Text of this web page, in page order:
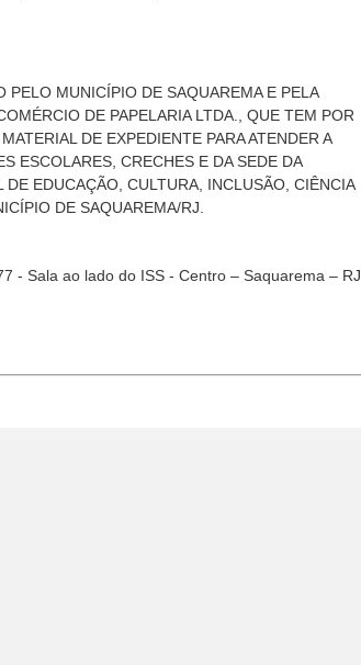
PELO MUNICÍPIO DE SAQUAREMA E PELA
DE PAPELARIA LTDA., QUE TEM POR
DE EXPEDIENTE PARA ATENDER A
ESCOLARES, CRECHES E DA SEDE DA
DE EDUCAÇÃO, CULTURA, INCLUSÃO, CIÊNCIA
DE SAQUAREMA/RJ.
- Sala ao lado do ISS - Centro – Saquarema – RJ